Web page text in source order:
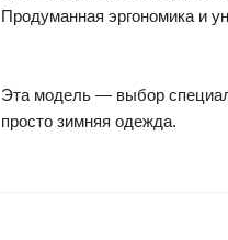
Продуманная эргономика и
Эта модель — выбор
просто зимняя одежда.